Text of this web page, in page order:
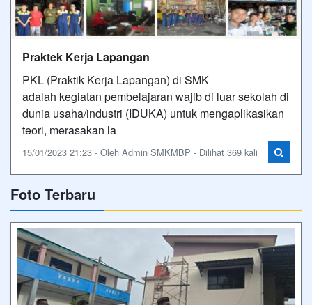
Praktek Kerja Lapangan
PKL (Praktik Kerja Lapangan) di SMK
adalah kegiatan pembelajaran wajib di luar sekolah di
dunia usaha/industri (IDUKA) untuk mengaplikasikan
teori, merasakan la
15/01/2023 21:23 - Oleh Admin SMKMBP - Dilihat 369 kali
Foto Terbaru